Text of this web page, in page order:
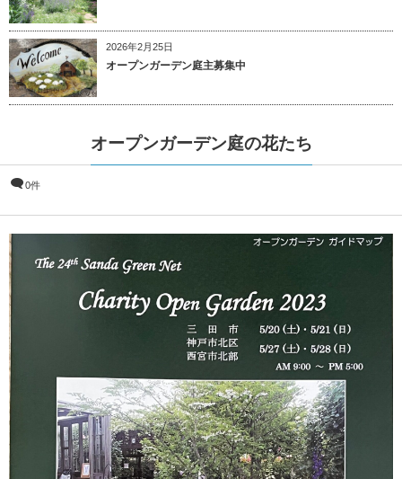
2026年2月25日
オープンガーデン庭主募集中
オープンガーデン庭の花たち
0件